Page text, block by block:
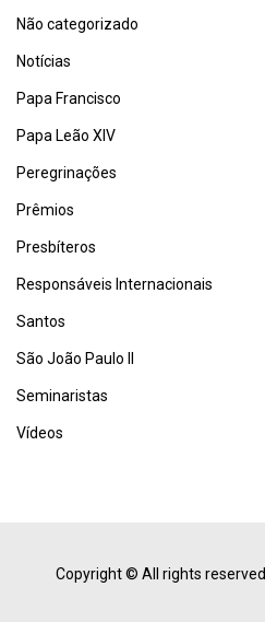
Não categorizado
Notícias
Papa Francisco
Papa Leão XIV
Peregrinações
Prêmios
Presbíteros
Responsáveis Internacionais
Santos
São João Paulo II
Seminaristas
Vídeos
Copyright © All rights reserved.